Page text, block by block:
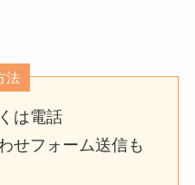
法
は電話
せフォーム送信も